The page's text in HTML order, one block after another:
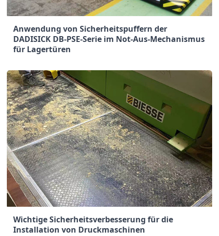
Anwendung von Sicherheitspuffern der
DADISICK DB-PSE-Serie im Not-Aus-Mechanismus
für Lagertüren
Wichtige Sicherheitsverbesserung für die
Installation von Druckmaschinen